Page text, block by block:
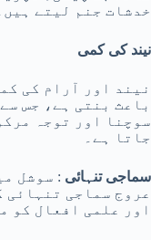
خدشات جنم لیتے ہیں۔
نیند کی کمی
نیند اور آرام کی
باعث بنتی ہے، جس
سوچنا اور توجہ
جاتا ہے۔
سماجی تنہائی : سوشل
عروج سماجی تنہائی
اور علمی افعال کو